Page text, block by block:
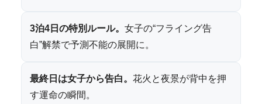
3泊4日の特別ルール。 女子の“フライング告
白”解禁で予測不能の展開に。
最終日は女子から告白。 花火と夜景が背中を押
す運命の瞬間。